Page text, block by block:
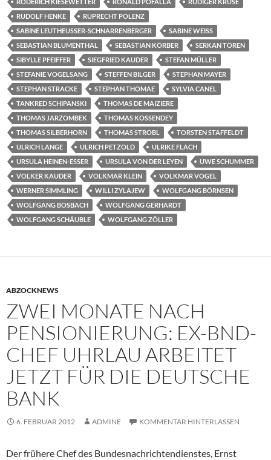
RODERICH KIESEWETTER RONALD POFALLA
RÜDIGER KRUSE
RUDOLF HENKE
RUPRECHT POLENZ
SABINE LEUTHEUSSER-SCHNARRENBERGER
SABINE WEISS
SEBASTIAN BLUMENTHAL
SEBASTIAN KÖRBER
SERKAN TÖREN
SIBYLLE PFEIFFER
SIEGFRIED KAUDER
STEFAN MÜLLER
STEFANIE VOGELSANG
STEFFEN BILGER
STEPHAN MAYER
STEPHAN STRACKE
STEPHAN THOMAE
SYLVIA CANEL
TANKRED SCHIPANSKI
THOMAS DE MAIZIERE
THOMAS JARZOMBEK
THOMAS KOSSENDEY
THOMAS SILBERHORN
THOMAS STROBL
TORSTEN STAFFELDT
ULRICH LANGE
ULRICH PETZOLD
ULRIKE FLACH
URSULA HEINEN-ESSER
URSULA VON DER LEYEN
UWE SCHUMMER
VOLKER KAUDER
VOLKMAR KLEIN
VOLKMAR VOGEL
WERNER SIMMLING
WILLI ZYLAJEW
WOLFGANG BÖRNSEN
WOLFGANG BOSBACH
WOLFGANG GERHARDT
WOLFGANG SCHÄUBLE
WOLFGANG ZÖLLER
ABZOCKNEWS
ZWEI MONATE NACH
PENSIONIERUNG: EX-BND-
CHEF UHRLAU ARBEITET
JETZT FÜR DIE DEUTSCHE
BANK
6. FEBRUAR 2012 ADMINE KOMMENTAR HINTERLASSEN
Der frühere Chef des Bundesnachrichtendienstes, Ernst